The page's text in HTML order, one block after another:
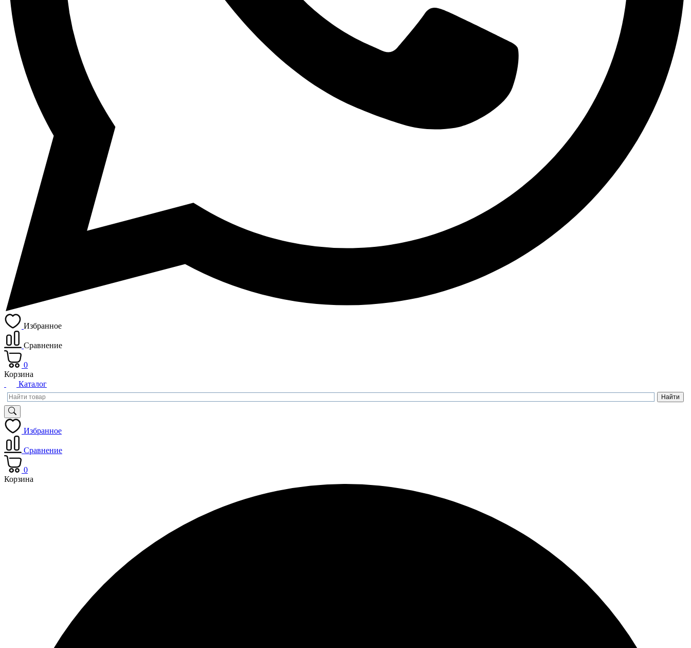
Избранное
Сравнение
0
Корзина
Каталог
Избранное
Сравнение
0
Корзина